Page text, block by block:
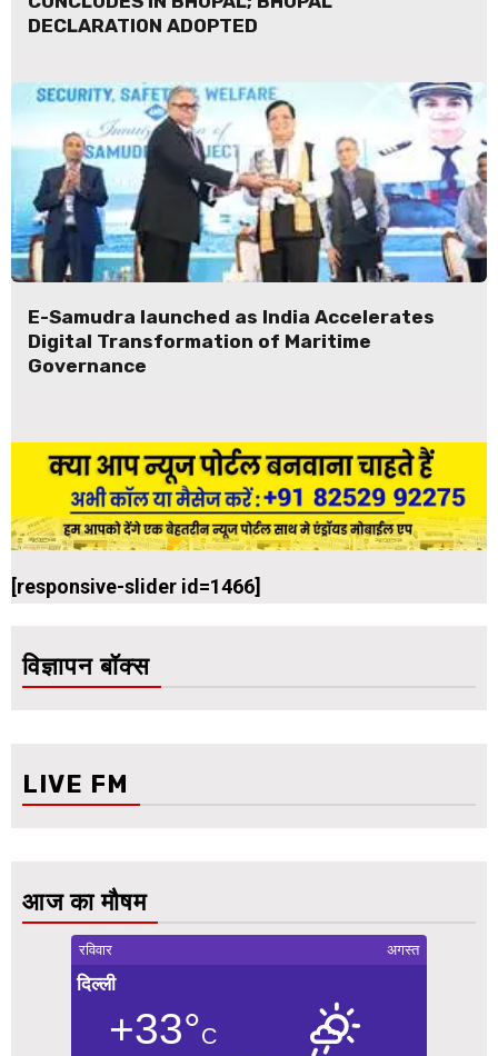
DECLARATION ADOPTED
E-Samudra launched as India Accelerates
Digital Transformation of Maritime
Governance
[responsive-slider id=1466]
विज्ञापन बॉक्स
LIVE FM
आज का मौषम
रविवार अगस्त
दिल्ली
+33°C